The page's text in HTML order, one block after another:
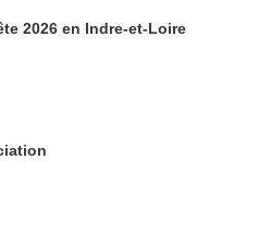
2026 en Indre-et-Loire